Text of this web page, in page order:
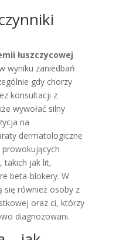
łuszczycowej
wyniku zaniedbań
gdy chorzy
konsultacji z
wywołać silny
na
dermatologiczne
takich jak lit,
beta-blokery. W
się również osoby z
oraz ci, którzy
diagnozowani.